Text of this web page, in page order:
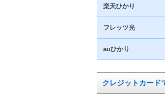
楽天ひかり
フレッツ光
auひかり
クレジットカード